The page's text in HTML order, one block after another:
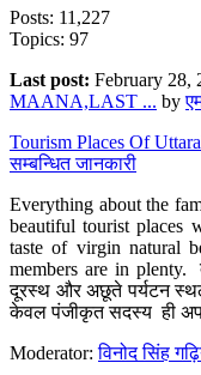
Posts: 11,227
Topics: 97
Last post: February 28,
MAANA,LAST ... by
Tourism Places Of
सम्बन्धित जानकारी
Everything about the
beautiful tourist places
taste of virgin natural
members are in plenty.
दूरस्थ और अछूते पर्यटन
केवल पंजीकृत सदस्य ही
Moderator:विनोद सिंह